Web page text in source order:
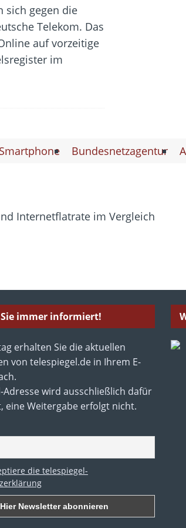
sich gegen die
Telekom. Das
auf vorzeitige
im
Smartphone Bundesnetzagentur
Internetflatrate im Vergleich
immer informiert!
erhalten Sie die aktuellen
von telespiegel.de in Ihrem E-
Adresse wird ausschließlich dafür
eine Weitergabe erfolgt nicht.
die telespiegel-